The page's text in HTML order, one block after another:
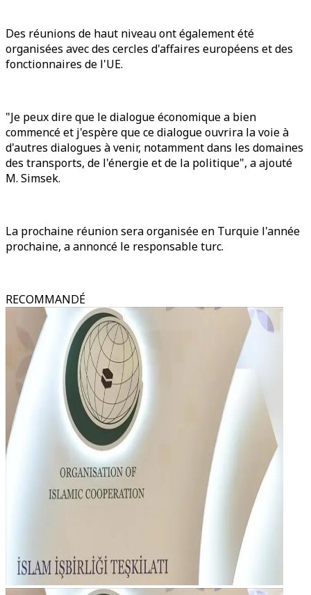
Des réunions de haut niveau ont également été
organisées avec des cercles d'affaires européens et des
fonctionnaires de l'UE.
"Je peux dire que le dialogue économique a bien
commencé et j'espère que ce dialogue ouvrira la voie à
d'autres dialogues à venir, notamment dans les domaines
des transports, de l'énergie et de la politique", a ajouté
M. Simsek.
La prochaine réunion sera organisée en Turquie l'année
prochaine, a annoncé le responsable turc.
RECOMMANDÉ